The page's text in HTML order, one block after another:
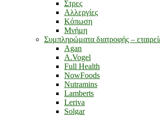
Στρες
Αλλεργίες
Κόπωση
Μνήμη
Συμπληρώματα διατροφής –
Agan
A.Vogel
Full Health
NowFoods
Nutramins
Lamberts
Leriva
Solgar